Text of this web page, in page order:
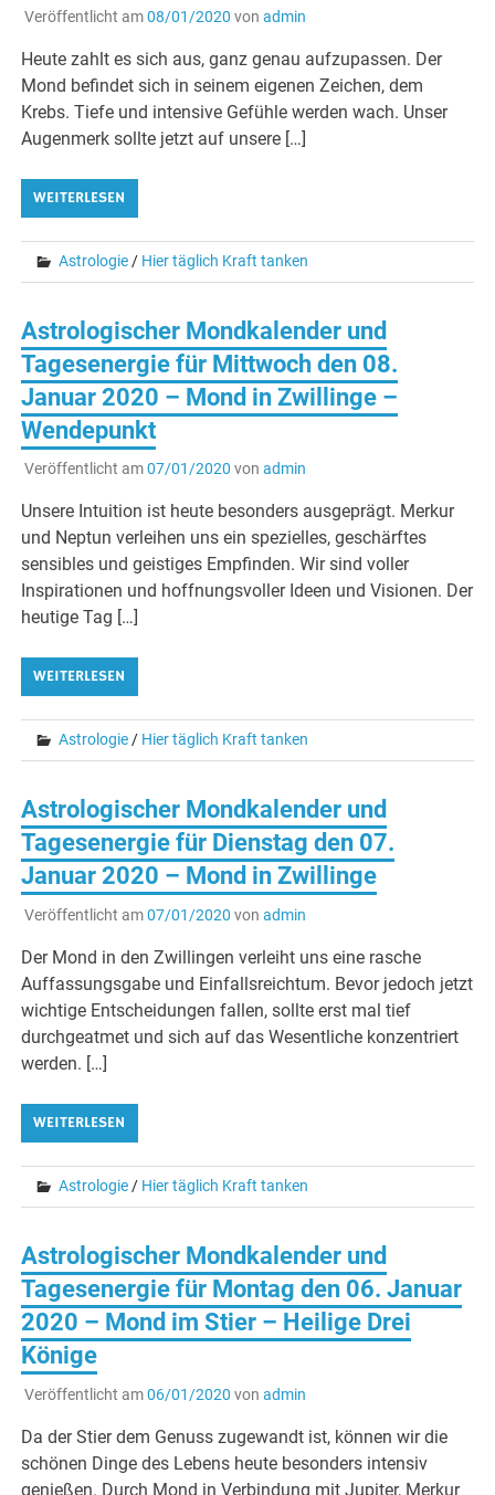
Veröffentlicht am08/01/2020 von admin
Heute zahlt es sich aus, ganz genau aufzupassen. Der
Mond befindet sich in seinem eigenen Zeichen, dem
Krebs. Tiefe und intensive Gefühle werden wach. Unser
Augenmerk sollte jetzt auf unsere […]
WEITERLESEN
Astrologie / Hier täglich Kraft tanken
Astrologischer Mondkalender und
Tagesenergie für Mittwoch den 08.
Januar 2020 – Mond in Zwillinge –
Wendepunkt
Veröffentlicht am07/01/2020 von admin
Unsere Intuition ist heute besonders ausgeprägt. Merkur
und Neptun verleihen uns ein spezielles, geschärftes
sensibles und geistiges Empfinden. Wir sind voller
Inspirationen und hoffnungsvoller Ideen und Visionen. Der
heutige Tag […]
WEITERLESEN
Astrologie/ Hier täglich Kraft tanken
Astrologischer Mondkalender und
Tagesenergie für Dienstag den 07.
Januar 2020 – Mond in Zwillinge
Veröffentlicht am07/01/2020 von admin
Der Mond in den Zwillingen verleiht uns eine rasche
Auffassungsgabe und Einfallsreichtum. Bevor jedoch jetzt
wichtige Entscheidungen fallen, sollte erst mal tief
durchgeatmet und sich auf das Wesentliche konzentriert
werden. […]
WEITERLESEN
Astrologie / Hier täglich Kraft tanken
Astrologischer Mondkalender und
Tagesenergie für Montag den 06. Januar
2020 – Mond im Stier – Heilige Drei
Könige
Veröffentlicht am06/01/2020 von admin
Da der Stier dem Genuss zugewandt ist, können wir die
schönen Dinge des Lebens heute besonders intensiv
genießen. Durch Mond in Verbindung mit Jupiter, Merkur